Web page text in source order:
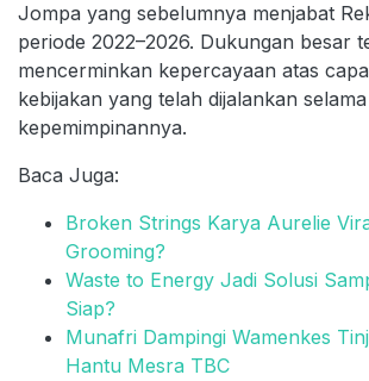
Jompa yang sebelumnya menjabat
periode 2022–2026. Dukungan besar
mencerminkan kepercayaan atas
kebijakan yang telah dijalankan
kepemimpinannya.
Baca Juga:
Broken Strings Karya Aurelie
Grooming?
Waste to Energy Jadi Solusi
Siap?
Munafri Dampingi Wamenkes
Hantu Mesra TBC